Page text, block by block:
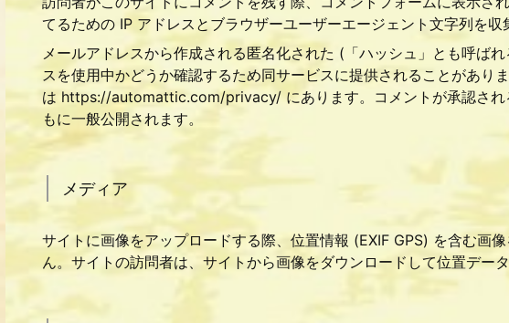
てるための IP アドレスとブラウザーユーザーエージェント文字列を収
メールアドレスから作成される匿名化された (「ハッシュ」とも呼ば
スを使用中かどうか確認するため同サービスに提供されることがあり
は https://automattic.com/privacy/ にあります。コメントが承認され
もに一般公開されます。
メディア
サイトに画像をアップロードする際、位置情報 (EXIF GPS) を含む画
ん。サイトの訪問者は、サイトから画像をダウンロードして位置デー